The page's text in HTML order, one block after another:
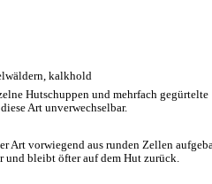
kalkhold
Hutschuppen und mehrfach gegürtelte
Art unverwechselbar.
Art vorwiegend aus runden Zellen
und bleibt öfter auf dem Hut zurück.